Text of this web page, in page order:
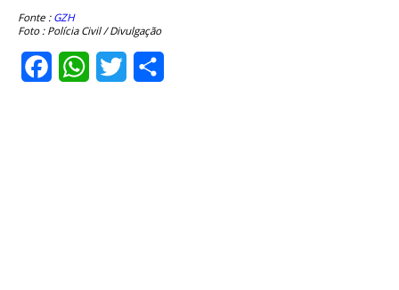
Fonte :GZH
Foto : Polícia Civil / Divulgação
FacebookWhatsApp
Twitter